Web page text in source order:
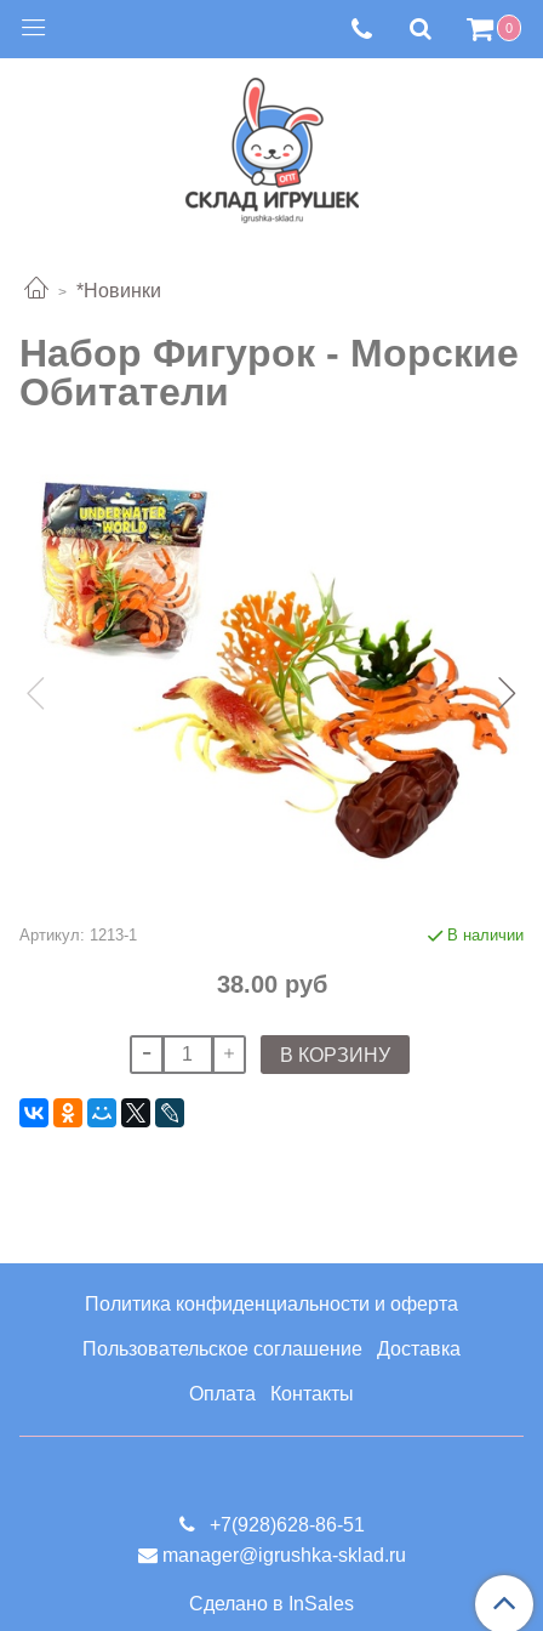
0
*Новинки
Набор Фигурок - Морские
Обитатели
Артикул: 1213-1 В наличии
38.00 руб
В КОРЗИНУ
Политика конфиденциальности и оферта
Пользовательское соглашение Доставка
Оплата Контакты
+7(928)628-86-51
manager@igrushka-sklad.ru
Сделано в InSales